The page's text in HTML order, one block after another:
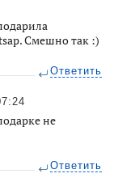
Смешно так :)
Ответить
не
Ответить